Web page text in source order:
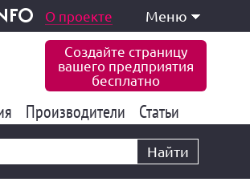
О проекте Меню
Создайте страницу
вашего предприятия
бесплатно
177 847
Производители 6 777
Статьи
Найти